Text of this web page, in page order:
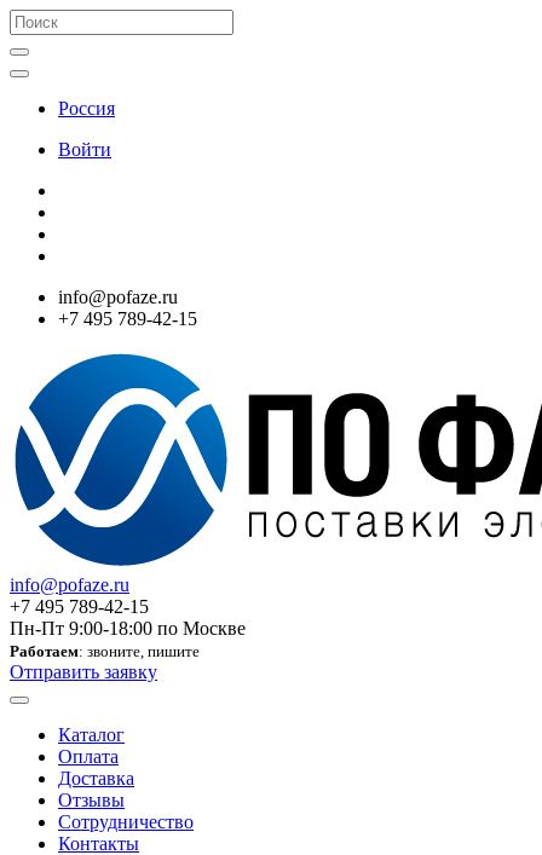
Россия
Войти
info@pofaze.ru
+7 495 789-42-15
info@pofaze.ru
+7 495 789-42-15
Пн-Пт 9:00-18:00 по Москве
Работаем: звоните, пишите
Отправить заявку
Каталог
Оплата
Доставка
Отзывы
Сотрудничество
Контакты